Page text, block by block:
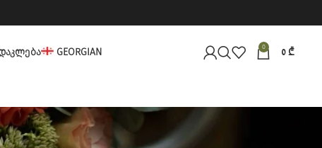
GEORGIAN 0
0₾